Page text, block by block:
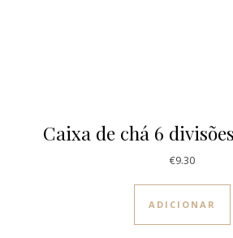
Caixa de chá 6
€9.30
ADICIONAR